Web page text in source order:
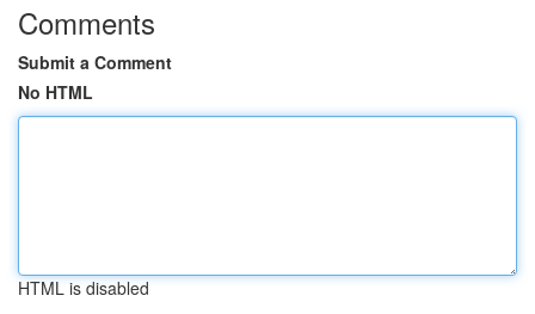
Comments
Submit a Comment
No HTML
HTML is disabled